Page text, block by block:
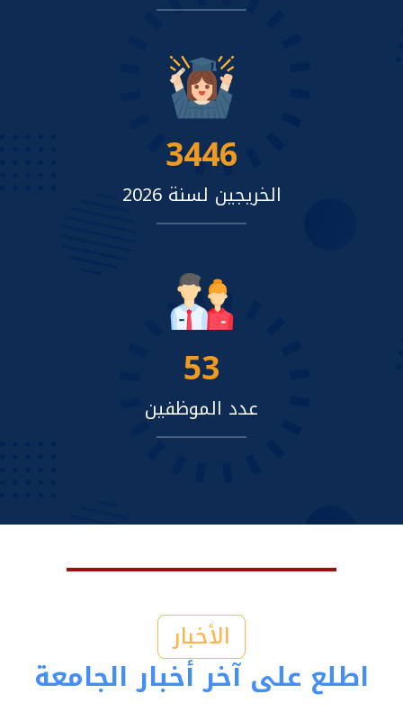
3446
الخريجين لسنة 2026
53
عدد الموظفين
الأخبار
اطلع على آخر أخبار الجامعة